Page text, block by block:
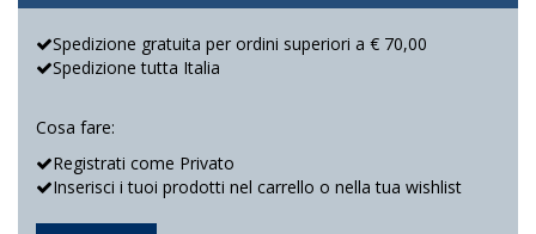
Spedizione gratuita per ordini superiori a € 70,00
Spedizione tutta Italia
Cosa fare:
Registrati come Privato
Inserisci i tuoi prodotti nel carrello o nella tua wishlist